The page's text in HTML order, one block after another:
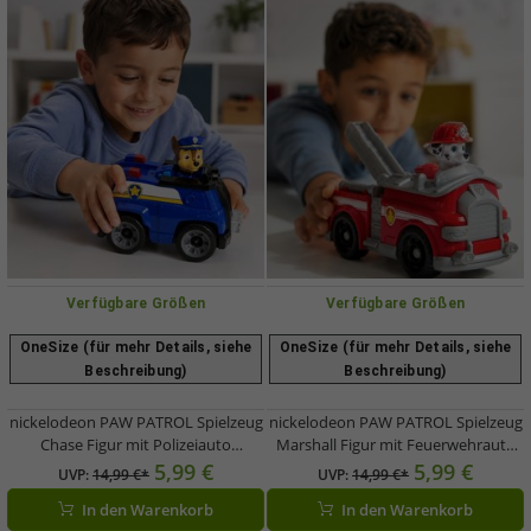
Verfügbare Größen
OneSize (für mehr Details, siehe
Beschreibung)
nickelodeon PAW PATROL Spielzeug
Chase Figur mit Polizeiauto
Spielzeug-Auto **B-Ware – geprüft
& funktionell einwandfrei** Blau
UVP:14,99 €* 5,99 €
In den Warenkorb
Verfügbare Größen
OneSize (für mehr Details, siehe
Beschreibung)
nickelodeon PAW PATROL Spielzeug
Marshall Figur mit Feuerwehrauto
Spielzeug-Auto **B-Ware – geprüft
& funktionell einwandfrei** 9116064
Rot
UVP:14,99 €* 5,99 €
In den Warenkorb